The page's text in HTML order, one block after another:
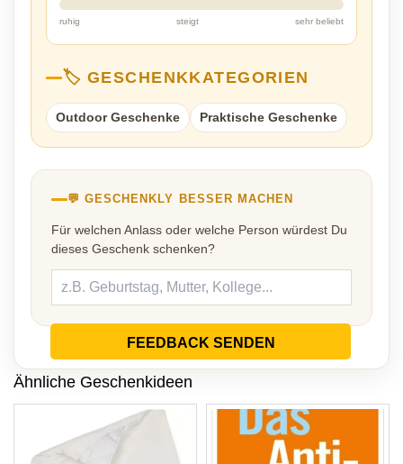
ruhig steigt sehr beliebt
🏷️ GESCHENKKATEGORIEN
Outdoor Geschenke Praktische Geschenke
💬 GESCHENKLY BESSER MACHEN
Für welchen Anlass oder welche Person würdest Du
dieses Geschenk schenken?
FEEDBACK SENDEN
Ähnliche Geschenkideen